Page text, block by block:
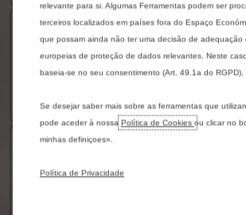
C3 Tonic
DISPONÍVEL EM VERSÃO ELÉTRICA
19 240 € c/IVA*
Mais detalhes
C3 Business
DISPONÍVEL EM VERSÃO ELÉTRICA
relevante para si. Algumas Ferramentas podem ser
terceiros localizados em países fora do Espaço
que possam ainda não ter uma decisão de adequação
europeias de proteção de dados relevantes. Neste
baseia-se no seu consentimento (Art. 49.1a do RGPD).
Se desejar saber mais sobre as ferramentas que
pode aceder à nossa Política de Cookies ou clicar no
minhas definiçoes».
Política de Privacidade